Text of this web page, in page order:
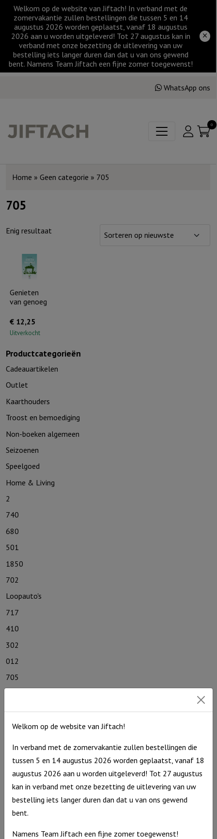
Welkom op de website van Jiftach! In verband met de
zomervakantie zullen bestellingen die tussen 5 en 14
augustus 2026 worden geplaatst, vanaf 18 augustus
2026 aan u worden uitgeleverd! Tot 27 augustus kan in
verband met onze bezetting de uitlevering van uw
bestelling iets langer duren dan dat u van ons gewend
bent. Namens Team Jiftach een fijne zomer toegewenst!
WhatsApp ons
0
Home » Geen categorie » 705
705
Productcategorieën
Cadeauartikelen
Outlet
Kaarthouders
Troost en bemoediging
Non-boeken algemeen
Seizoenen
Speelgoed
Home & Living
2
740
680
501
1850
702
Loopauto's
717
410
302
012
705
730
440
1903
707
1902
Contact
De Zagerij 1
Enig resultaat
Genieten
van genoeg
€ 12,25
Uitverkocht
Welkom op de website van Jiftach!
In verband met de zomervakantie zullen bestellingen die
tussen 5 en 14 augustus 2026 worden geplaatst, vanaf 18
augustus 2026 aan u worden uitgeleverd! Tot 27 augustus
kan in verband met onze bezetting de uitlevering van uw
bestelling iets langer duren dan dat u van ons gewend
bent.
Namens Team Jiftach een fijne zomer toegewenst!